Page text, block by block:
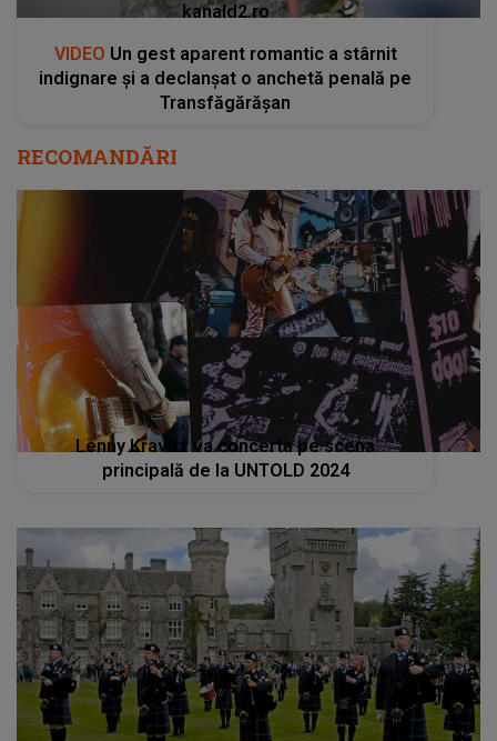
kanald2.ro
VIDEO Un gest aparent romantic a stârnit
indignare și a declanșat o anchetă penală pe
Transfăgărășan
RECOMANDĂRI
Lenny Kravitz va concerta pe scena
principală de la UNTOLD 2024